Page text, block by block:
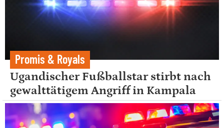
Promis & Royals
Ugandischer Fußballstar stirbt nach
gewalttätigem Angriff in Kampala